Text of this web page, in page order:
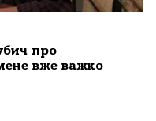
про
вже важко